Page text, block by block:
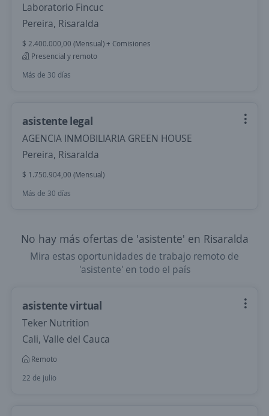
Laboratorio Fincuc
Pereira, Risaralda
$ 2.400.000,00 (Mensual) + Comisiones
Presencial y remoto
Más de 30 días
asistente legal
AGENCIA INMOBILIARIA GREEN HOUSE
Pereira, Risaralda
$ 1.750.904,00 (Mensual)
Más de 30 días
No hay más ofertas de 'asistente' en Risaralda
Mira estas oportunidades de trabajo remoto de
'asistente' en todo el país
asistente virtual
Teker Nutrition
Cali, Valle del Cauca
Remoto
22 de julio